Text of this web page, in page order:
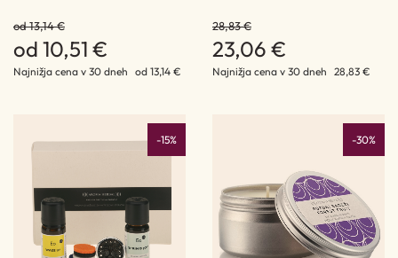
od 13,14 €
od 10,51 €
Najnižja cena v 30 dneh od 13,14 €
28,83 €
23,06 €
Najnižja cena v 30 dneh 28,83 €
-15% -30%